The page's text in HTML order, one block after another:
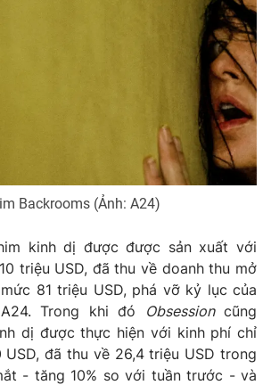
tương lai
Backrooms (Ảnh: A24)
kinh dị được được sản xuất với
triệu USD, đã thu về doanh thu mở
81 triệu USD, phá vỡ kỷ lục của
Trong khi đó
Obsessioncũng
dị được thực hiện với kinh phí chỉ
đã thu về 26,4 triệu USD trong
- tăng 10% so với tuần trước - và